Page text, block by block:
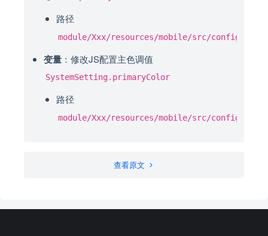
路径
module/Xxx/resources/mobile/src/config/
变量 ：修改JS配置主色调值
SystemSetting.primaryColor
路径
module/Xxx/resources/mobile/src/config/
查看原文